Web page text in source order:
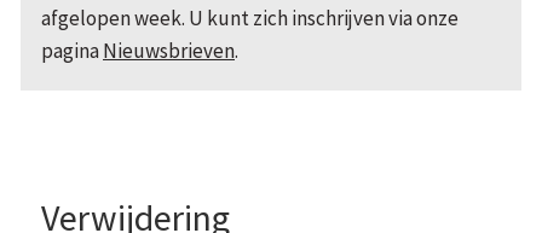
afgelopen week. U kunt zich inschrijven via onze
paginaNieuwsbrieven.
Verwijdering